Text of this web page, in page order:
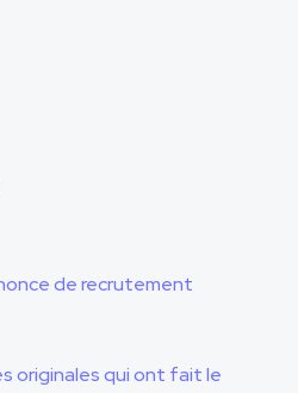
de recrutement
originales qui ont fait le